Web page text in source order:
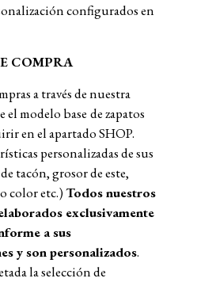
configurados en
COMPRA
a través de nuestra
el modelo base de zapatos
en el apartado SHOP.
personalizadas de sus
tacón, grosor de este,
color etc.)Todos nuestros
exclusivamente
a sus
y son personalizados.
laselección de